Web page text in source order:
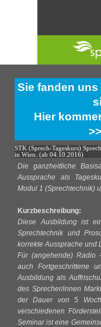
Sie fanden
Hier
STK (Sprech-Tageskurs)
in Wien. (ab 04.10.2016)
Die ganzheitliche
Aussprache als
Modul 1 (Sprechtechnik)
Kurzbeschreibung:
Diese Ausbildung ist
Sprechtechnik und
korrekte Aussprache und
Für (angehende) Radio
auch Fortgeschrittene
Ausbildung als
des Sprecher/innen
der Dauer von 5
verschiedenen
Seminar ist eine